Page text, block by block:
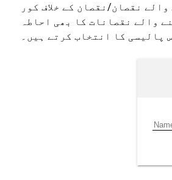
نقصان/نقصان کے خلاف کور
والے نقصانات کا بھی احاطہ
پالیسی کا انتخاب کرتے ہیں۔